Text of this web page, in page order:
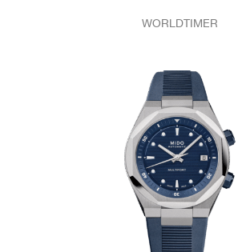
WORLDTIMER